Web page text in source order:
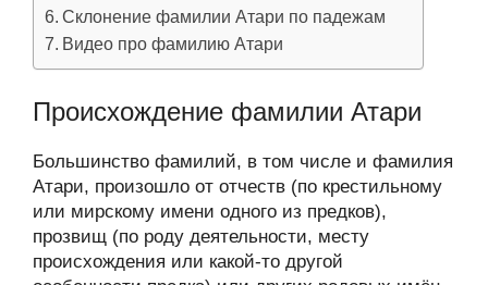
Склонение фамилии Атари по падежам
Видео про фамилию Атари
Происхождение фамилии Атари
Большинство фамилий, в том числе и фамилия
Атари, произошло от отчеств (по крестильному
или мирскому имени одного из предков),
прозвищ (по роду деятельности, месту
происхождения или какой-то другой